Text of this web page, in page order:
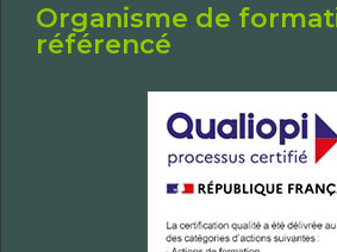
Organisme de
référencé